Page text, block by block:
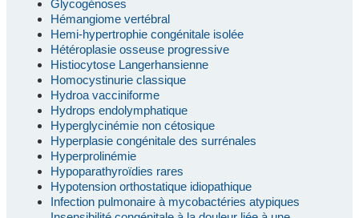
Glycogénoses
Hémangiome vertébral
Hemi-hypertrophie congénitale isolée
Hétéroplasie osseuse progressive
Histiocytose Langerhansienne
Homocystinurie classique
Hydroa vacciniforme
Hydrops endolymphatique
Hyperglycinémie non cétosique
Hyperplasie congénitale des surrénales
Hyperprolinémie
Hypoparathyroïdies rares
Hypotension orthostatique idiopathique
Infection pulmonaire à mycobactéries atypiques